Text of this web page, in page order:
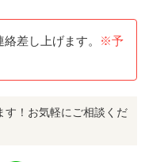
差し上げます。
※予
す！お気軽にご相談くだ